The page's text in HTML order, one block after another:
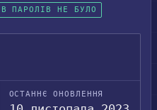
ПАРОЛІВ НЕ БУЛО
ОСТАННЄ ОНОВЛЕННЯ